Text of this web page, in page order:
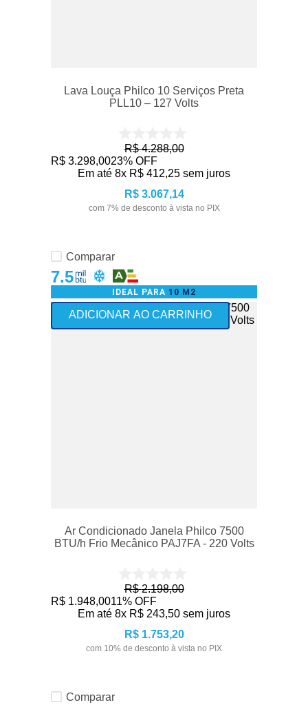
Lava Louça Philco 10 Serviços Preta
PLL10 – 127 Volts
R$ 4.288,00
R$ 3.298,0023% OFF
Em até 8x R$ 412,25 sem juros
R$ 3.067,14
com 7% de desconto à vista no PIX
Comparar
7.5
IDEAL PARA 10 M2
ADICIONAR AO CARRINHO
Ar Condicionado Janela Philco 7500
BTU/h Frio Mecânico PAJ7FA - 220 Volts
R$ 2.198,00
R$ 1.948,0011% OFF
Em até 8x R$ 243,50 sem juros
R$ 1.753,20
com 10% de desconto à vista no PIX
Comparar